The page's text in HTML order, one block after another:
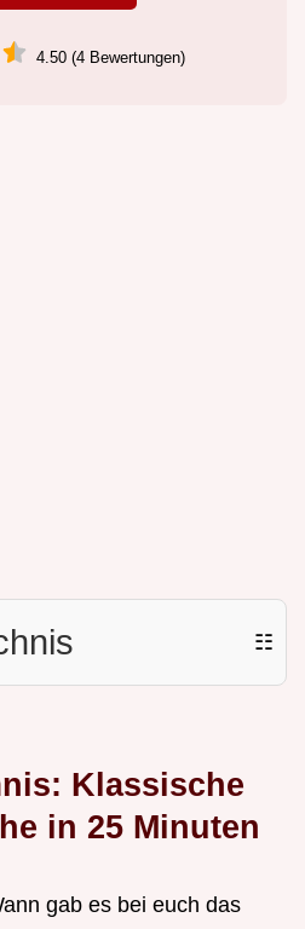
4.50 (4 Bewertungen)
☷
Klassische
in 25 Minuten
gab es bei euch das